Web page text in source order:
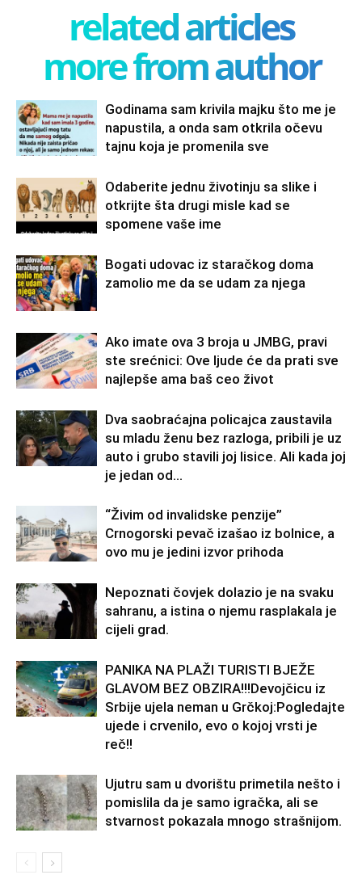
related articles
more from author
Godinama sam krivila majku što me je
napustila, a onda sam otkrila očevu
tajnu koja je promenila sve
Odaberite jednu životinju sa slike i
otkrijte šta drugi misle kad se
spomene vaše ime
Bogati udovac iz staračkog doma
zamolio me da se udam za njega
Ako imate ova 3 broja u JMBG, pravi
ste srećnici: Ove ljude će da prati sve
najlepše ama baš ceo život
Dva saobraćajna policajca zaustavila
su mladu ženu bez razloga, pribili je uz
auto i grubo stavili joj lisice. Ali kada joj
je jedan od...
“Živim od invalidske penzije”
Crnogorski pevač izašao iz bolnice, a
ovo mu je jedini izvor prihoda
Nepoznati čovjek dolazio je na svaku
sahranu, a istina o njemu rasplakala je
cijeli grad.
PANIKA NA PLAŽI TURISTI BJEŽE
GLAVOM BEZ OBZIRA!!!Devojčicu iz
Srbije ujela neman u Grčkoj:Pogledajte
ujede i crvenilo, evo o kojoj vrsti je
reč!!
Ujutru sam u dvorištu primetila nešto i
pomislila da je samo igračka, ali se
stvarnost pokazala mnogo strašnijom.